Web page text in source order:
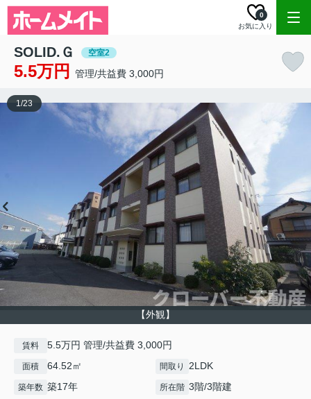
お気に入り
0
SOLID.Ｇ 空室2
5.5万円 管理/共益費 3,000円
【外観】
1/23
賃料 5.5万円 管理/共益費 3,000円
面積 64.52㎡ 間取り 2LDK
築年数 築17年 所在階 3階/3階建